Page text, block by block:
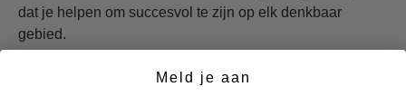
dat je helpen om succesvol te zijn op elk denkbaar
gebied.
problemen van de mens, dan kun je je er waarschijnlijk
Meld je aan